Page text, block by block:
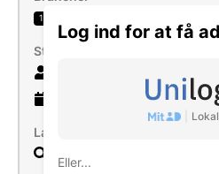
Log ind for at få
Eller...
1
Størrelse
gammel
Læs mere
Søg